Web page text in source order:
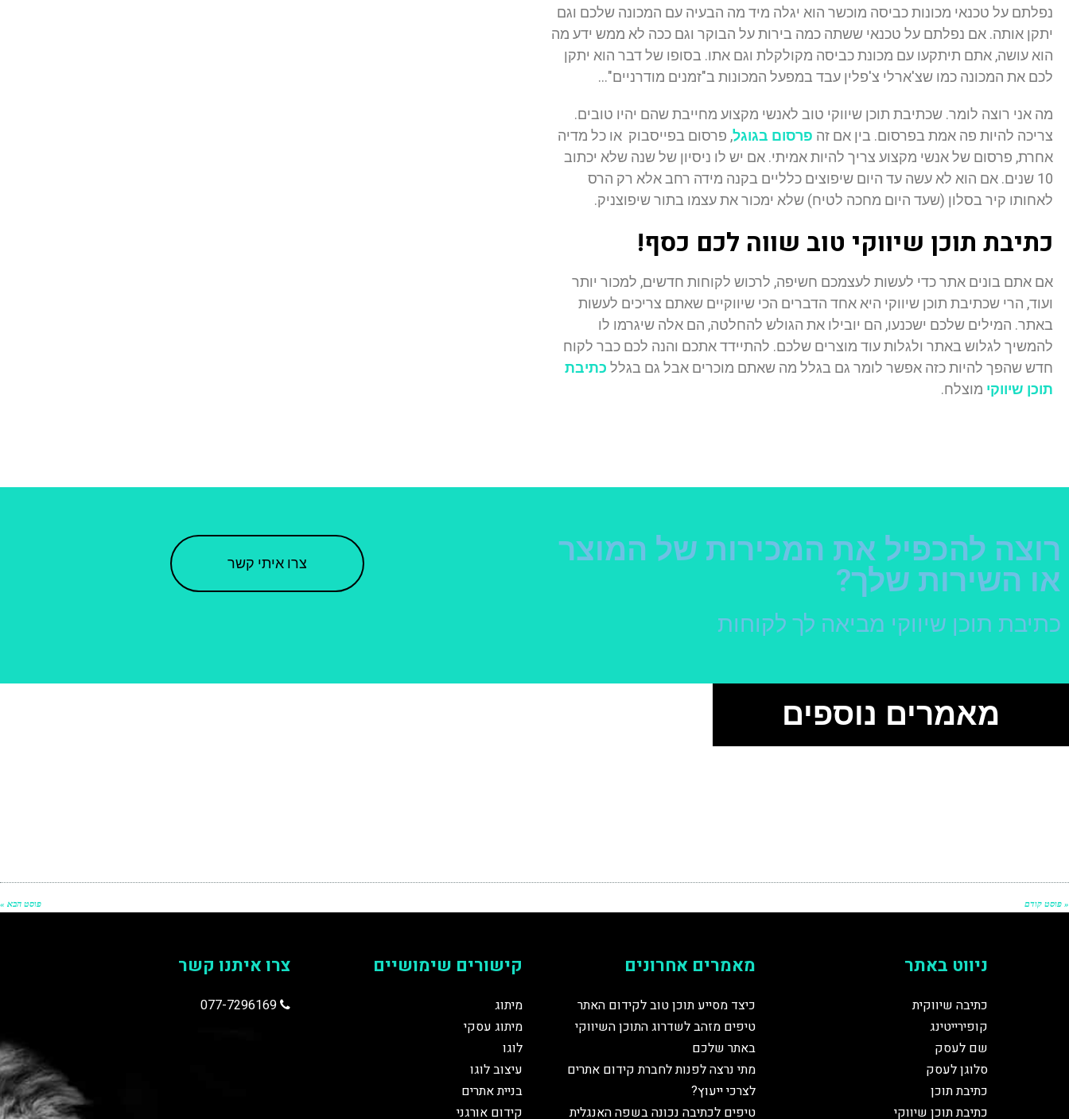
נפלתם על טכנאי מכונות כביסה מוכשר הוא יגלה מיד מה הבעיה עם המכונה שלכם וגם
יתקן אותה. אם נפלתם על טכנאי ששתה כמה בירות על הבוקר וגם ככה לא ממש ידע מה
הוא עושה, אתם תיתקעו עם מכונת כביסה מקולקלת וגם אתו. בסופו של דבר הוא יתקן
לכם את המכונה כמו שצ'ארלי צ'פלין עבד במפעל המכונות ב"זמנים מודרניים"…
מה אני רוצה לומר. שכתיבת תוכן שיווקי טוב לאנשי מקצוע מחייבת שהם יהיו טובים.
צריכה להיות פה אמת בפרסום. בין אם זה פרסום בגוגל, פרסום בפייסבוק או כל מדיה
אחרת, פרסום של אנשי מקצוע צריך להיות אמיתי. אם יש לו ניסיון של שנה שלא יכתוב
10 שנים. אם הוא לא עשה עד היום שיפוצים כלליים בקנה מידה רחב אלא רק הרס
לאחותו קיר בסלון (שעד היום מחכה לטיח) שלא ימכור את עצמו בתור שיפוצניק.
כתיבת תוכן שיווקי טוב שווה לכם כסף!
אם אתם בונים אתר כדי לעשות לעצמכם חשיפה, לרכוש לקוחות חדשים, למכור יותר
ועוד, הרי שכתיבת תוכן שיווקי היא אחד הדברים הכי שיווקיים שאתם צריכים לעשות
באתר. המילים שלכם ישכנעו, הם יובילו את הגולש להחלטה, הם אלה שיגרמו לו
להמשיך לגלוש באתר ולגלות עוד מוצרים שלכם. להתיידד אתכם והנה לכם כבר לקוח
חדש שהפך להיות כזה אפשר לומר גם בגלל מה שאתם מוכרים אבל גם בגלל כתיבת
תוכן שיווקי מוצלח.
רוצה להכפיל את המכירות של המוצר
או השירות שלך?
כתיבת תוכן שיווקי מביאה לך לקוחות
צרו איתי קשר
מאמרים נוספים
« פוסט קודם פוסט הבא »
ניווט באתר
כתיבה שיווקית
קופירייטינג
שם לעסק
סלוגן לעסק
כתיבת תוכן
כתיבת תוכן שיווקי
מאמרים אחרונים
כיצד מסייע תוכן טוב לקידום האתר
טיפים מזהב לשדרוג התוכן השיווקי
באתר שלכם
מתי נרצה לפנות לחברת קידום אתרים
לצרכי ייעוץ?
טיפים לכתיבה נכונה בשפה האנגלית
קישורים שימושיים
מיתוג
מיתוג עסקי
לוגו
עיצוב לוגו
בניית אתרים
קידום אורגני
צרו איתנו קשר
077-7296169